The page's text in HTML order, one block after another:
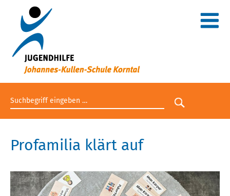
Suchbegriff eingeben
Suche
Profamilia klärt auf